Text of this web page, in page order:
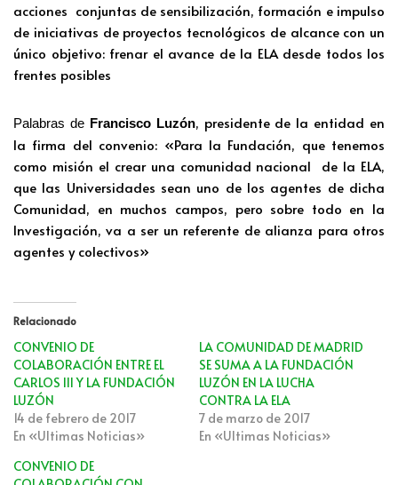
acciones conjuntas de sensibilización, formación e impulso
de iniciativas de proyectos tecnológicos de alcance con un
único objetivo: frenar el avance de la ELA desde todos los
frentes posibles
Palabras deFrancisco Luzón, presidente de la entidad en
la firma del convenio: «Para la Fundación, que tenemos
como misión el crear una comunidad nacional de la ELA,
que las Universidades sean uno de los agentes de dicha
Comunidad, en muchos campos, pero sobre todo en la
Investigación, va a ser un referente de alianza para otros
agentes y colectivos»
Relacionado
CONVENIO DE
COLABORACIÓN ENTRE EL
CARLOS III Y LA FUNDACIÓN
LUZÓN
14 de febrero de 2017
En «Ultimas Noticias»
LA COMUNIDAD DE MADRID
SE SUMA A LA FUNDACIÓN
LUZÓN EN LA LUCHA
CONTRA LA ELA
7 de marzo de 2017
En «Ultimas Noticias»
CONVENIO DE